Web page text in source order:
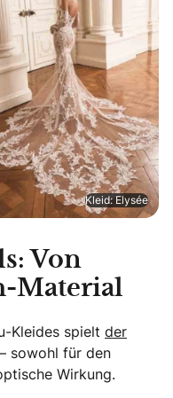
Kleid: Elysée
Von
Material
Kleides spielt der
– sowohl für den
Wirkung.